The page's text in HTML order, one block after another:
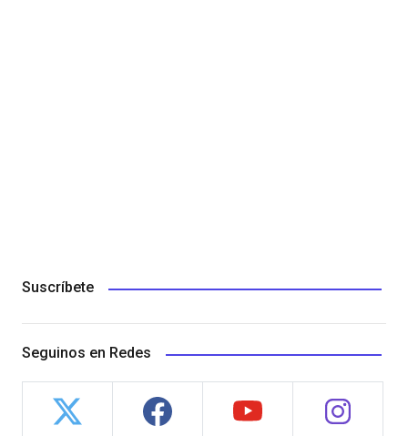
Suscríbete
Seguinos en Redes